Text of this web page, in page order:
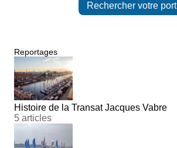
Rechercher votre port
Reportages
Histoire de la Transat Jacques Vabre
5 articles